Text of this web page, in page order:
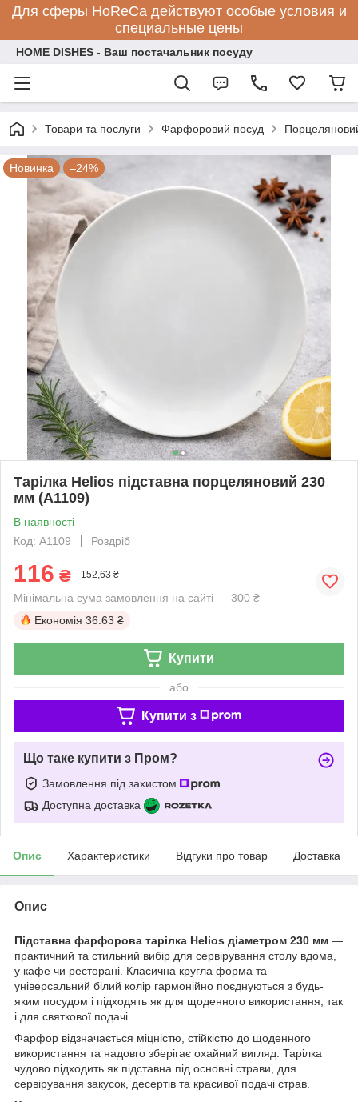
Для сферы HoReCa действуют особые условия и
специальные цены
HOME DISHES - Ваш постачальник посуду
Товари та послуги Фарфоровий посуд
Новинка –24%
Тарілка Helios підставна порцеляновий 230
мм (A1109)
В наявності
Код: A1109
Роздріб
116 ₴ 152,63 ₴
Мінімальна сума замовлення на сайті — 300 ₴
Економія 36.63 ₴
Купити
або
Купити з
Що таке купити з Пром?
Замовлення під захистом
Доступна доставка
Опис Характеристики Відгуки про товар Доставка
Опис
Підставна фарфорова тарілка Helios діаметром 230 мм —
практичний та стильний вибір для сервірування столу вдома,
у кафе чи ресторані. Класична кругла форма та
універсальний білий колір гармонійно поєднуються з будь-
яким посудом і підходять як для щоденного використання, так
і для святкової подачі.
Фарфор відзначається міцністю, стійкістю до щоденного
використання та надовго зберігає охайний вигляд. Тарілка
чудово підходить як підставна під основні страви, для
сервірування закусок, десертів та красивої подачі страв.